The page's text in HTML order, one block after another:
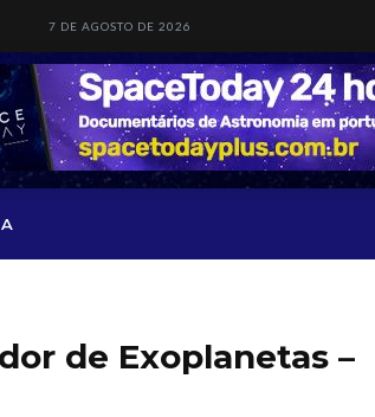
7 DE AGOSTO DE 2026
de Exoplanetas –